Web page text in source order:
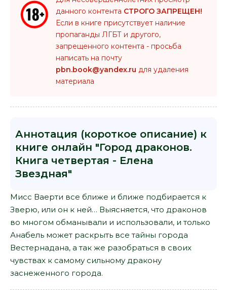
данного контента СТРОГО ЗАПРЕЩЕН!
Если в книге присутствует наличие
пропаганды ЛГБТ и другого,
запрещенного контента - просьба
написать на почту
pbn.book@yandex.ru для удаления
материала
Аннотация (короткое описание) к
книге онлайн "Город драконов.
Книга четвертая - Елена
Звездная"
Мисс Ваерти все ближе и ближе подбирается к
Зверю, или он к ней… Выясняется, что драконов
во многом обманывали и использовали, и только
Анабель может раскрыть все тайны города
Вестернадана, а так же разобраться в своих
чувствах к самому сильному дракону
заснеженного города.